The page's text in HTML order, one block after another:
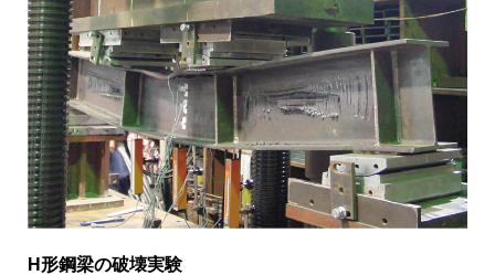
H形鋼梁の破壊実験